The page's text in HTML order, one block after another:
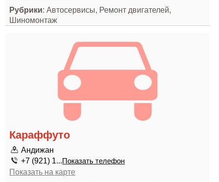
Рубрики: Автосервисы, Ремонт двигателей,
Шиномонтаж
Караффуто
Андижан
+7 (921) 1...Показать телефон
Показать на карте